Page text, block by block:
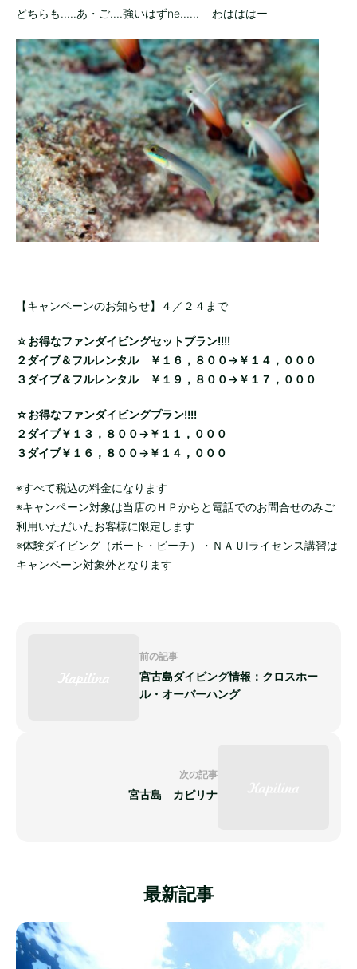
どちらも.....あ・ご....強いはずne...... わはははー
【キャンペーンのお知らせ】４／２４まで
☆お得なファンダイビングセットプラン!!!!
２ダイブ＆フルレンタル ￥１６，８００→￥１４，０００
３ダイブ＆フルレンタル ￥１９，８００→￥１７，０００
☆お得なファンダイビングプラン!!!!
２ダイブ￥１３，８００→￥１１，０００
３ダイブ￥１６，８００→￥１４，０００
※すべて税込の料金になります
※キャンペーン対象は当店のＨＰからと電話でのお問合せのみご
利用いただいたお客様に限定します
※体験ダイビング（ボート・ビーチ）・ＮＡＵIライセンス講習は
キャンペーン対象外となります
前の記事
宮古島ダイビング情報：クロスホー
ル・オーバーハング
次の記事
宮古島 カピリナ
最新記事